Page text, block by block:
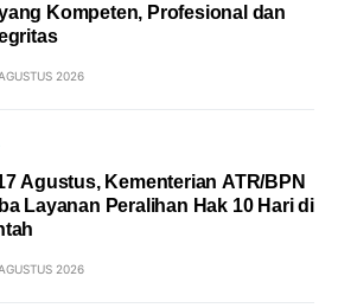
Kompeten, Profesional dan
2026
Agustus, Kementerian ATR/BPN
Layanan Peralihan Hak 10 Hari di
2026